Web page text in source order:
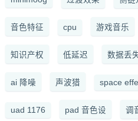
音色特征 cpu 游戏音乐
知识产权 低延迟 数据丢
ai 降噪 声波猎 space
uad 1176 pad 音色设 调